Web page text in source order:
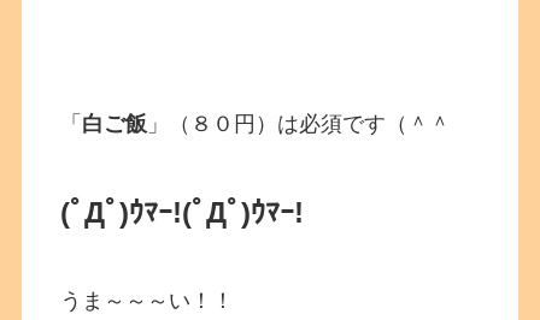
「 白ご飯 」（８０円）は必須です（＾＾
(ﾟДﾟ)ｳﾏｰ!(ﾟДﾟ)ｳﾏｰ!
うま～～～い！！